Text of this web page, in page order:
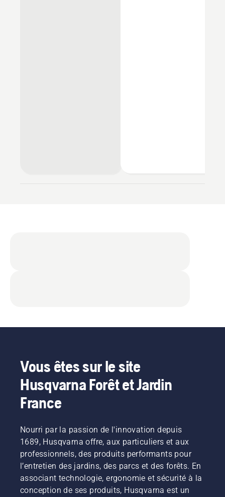
Vous êtes sur le site
Husqvarna Forêt et Jardin
France
Nourri par la passion de l'innovation depuis
1689, Husqvarna offre, aux particuliers et aux
professionnels, des produits performants pour
l’entretien des jardins, des parcs et des forêts. En
associant technologie, ergonomie et sécurité à la
conception de ses produits, Husqvarna est un